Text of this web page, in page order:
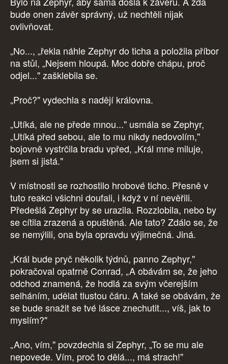
bude onen závěr správný, už nechtěli nijak
ovlivňovat.
„No..., „řekla náhle Zephyr do ticha a položila příbor
na stůl, „Nejsem hloupá. Moc dobře chápu, proč
odjel..." zašklebila se.
„Proč?" vydechla s nadějí královna.
„Utíká, ale ne přede mnou..." usmála se Zephyr,
„Utíká před sebou, ale to mu nikdy nedovolím,"
bojovně vystrčila bradu vpřed, „Král mne miluje,
jsem si jistá."
V místnosti se rozhostilo hrobové ticho. Přesně v
tuto reakci všichni doufali, i když v ní nevěřili.
Předešlá Zephyr by se urazila. Rozzlobila, nebo by
se cítila zrazená a opuštěná. Ale tato? Zdálo se, že
se nemýlili, ona byla opravdu výjimečná. Jiná.
„Král bude pryč několik týdnů, panno Zephyr,"
pokračoval opatrně Conrad, „A obávám se, že jeho
odchod znamená, že hodlá za svým včerejším
selháním, udělat tlustou čáru. A také se obávám, že
se bude snažit se tvé lásce znechutit..., víš, jak to
myslím?"
„Ano, vím," povzdechla si Zephyr, „To se mu ale
nepovede. Vím, proč to dělá..., má strach!"